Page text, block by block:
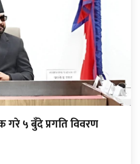
गरे ५ बुँदे प्रगति विवरण